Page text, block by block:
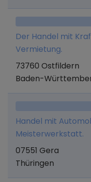
stehenden
Der Handel mit
Vermietung.
73760 Ostfildern
Baden-
Handel mit
Meisterwerkstatt.
07551 Gera
Thüringen